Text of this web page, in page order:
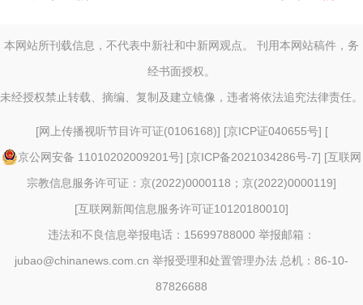
本网站所刊载信息，不代表中新社和中新网观点。 刊用本网站稿件，务
经书面授权。
未经授权禁止转载、摘编、复制及建立镜像，违者将依法追究法律责任。
[网上传播视听节目许可证(0106168)] [京ICP证040655号] [
京公网安备 11010202009201号] [京ICP备2021034286号-7] [互联网
宗教信息服务许可证：京(2022)0000118；京(2022)0000119]
[互联网新闻信息服务许可证10120180010]
违法和不良信息举报电话：15699788000 举报邮箱：
jubao@chinanews.com.cn 举报受理和处置管理办法 总机：86-10-
87826688